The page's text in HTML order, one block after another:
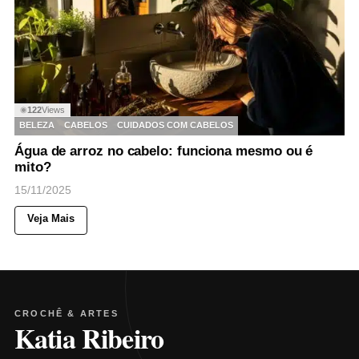
◉122Views
BELEZA
CABELOS CUIDADOS COM CABELOS
Água de arroz no cabelo: funciona mesmo ou é
mito?
15/11/2025
Veja Mais
CROCHÊ & ARTES
Katia Ribeiro